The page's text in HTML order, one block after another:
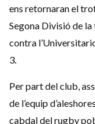
ens retornaran el
Segona Divisió de
contra
3.
Per part del club,
de l’equip
cabdal del rugby